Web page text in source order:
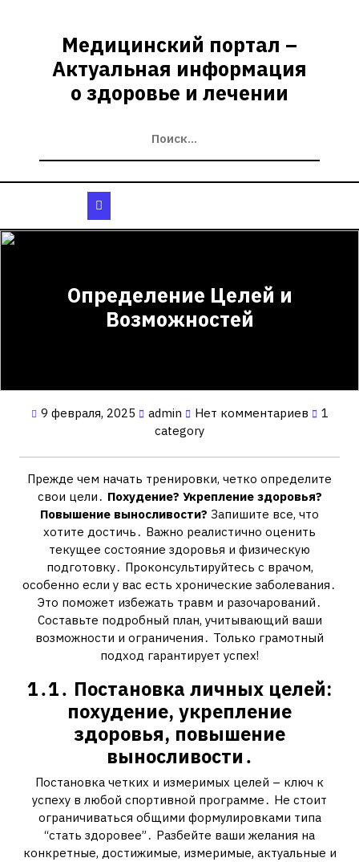
содержимомуМедицинский портал –
Актуальная информация
о здоровье и лечении
Определение Целей и
Возможностей
9 февраля, 2025 admin Нет комментариев
1
category
Прежде чем начать тренировки, четко определите
свои цели․ Похудение? Укрепление здоровья?
Повышение выносливости? Запишите все, что
хотите достичь․ Важно реалистично оценить
текущее состояние здоровья и физическую
подготовку․ Проконсультируйтесь с врачом,
особенно если у вас есть хронические заболевания․
Это поможет избежать травм и разочарований․
Составьте подробный план, учитывающий ваши
возможности и ограничения․ Только грамотный
подход гарантирует успех!
1․1․ Постановка личных целей:
похудение, укрепление
здоровья, повышение
выносливости․
Постановка четких и измеримых целей – ключ к
успеху в любой спортивной программе․ Не стоит
ограничиваться общими формулировками типа
“стать здоровее”․ Разбейте ваши желания на
конкретные, достижимые, измеримые, актуальные и